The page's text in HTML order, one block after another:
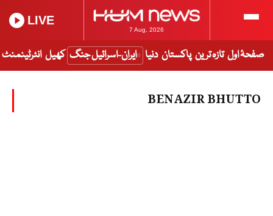
7 Aug, 2026
LIVE
صفحۂ اول تازہ ترین پاکستان دنیا ایران-اسرائیل جنگ کھیل انٹرٹینمنٹ
BENAZIR BHUTTO